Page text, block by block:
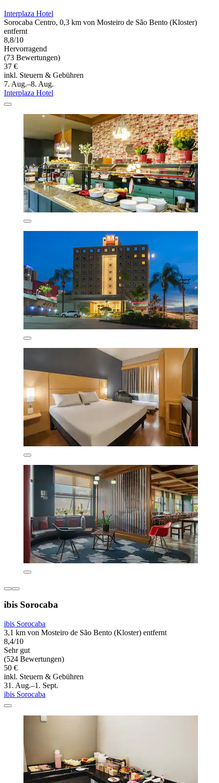
Interplaza Hotel
Sorocaba Centro, 0,3 km von Mosteiro de São Bento (Kloster)
entfernt
8,8/10
Hervorragend
(73 Bewertungen)
37 €
inkl. Steuern & Gebühren
7. Aug.–8. Aug.
Interplaza Hotel
ibis Sorocaba
ibis Sorocaba
3,1 km von Mosteiro de São Bento (Kloster) entfernt
8,4/10
Sehr gut
(524 Bewertungen)
50 €
inkl. Steuern & Gebühren
31. Aug.–1. Sept.
ibis Sorocaba